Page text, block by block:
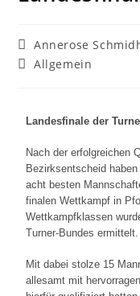
Annerose
Allgemein
Landesfinale der
Nach der erfolgreichen
Bezirksentscheid
acht besten
finalen Wettkampf in
Wettkampfklassen
Turner-Bundes ermittelt.
Mit dabei stolze 15
allesamt mit